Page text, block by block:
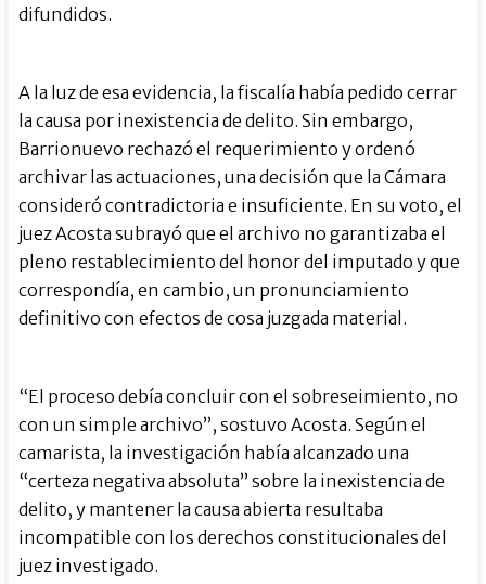
difundidos.
A la luz de esa evidencia, la fiscalía había pedido cerrar
la causa por inexistencia de delito. Sin embargo,
Barrionuevo rechazó el requerimiento y ordenó
archivar las actuaciones, una decisión que la Cámara
consideró contradictoria e insuficiente. En su voto, el
juez Acosta subrayó que el archivo no garantizaba el
pleno restablecimiento del honor del imputado y que
correspondía, en cambio, un pronunciamiento
definitivo con efectos de cosa juzgada material.
“El proceso debía concluir con el sobreseimiento, no
con un simple archivo”, sostuvo Acosta. Según el
camarista, la investigación había alcanzado una
“certeza negativa absoluta” sobre la inexistencia de
delito, y mantener la causa abierta resultaba
incompatible con los derechos constitucionales del
juez investigado.